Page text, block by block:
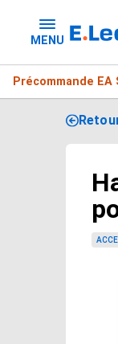
MENU
Précommande EA
Passer